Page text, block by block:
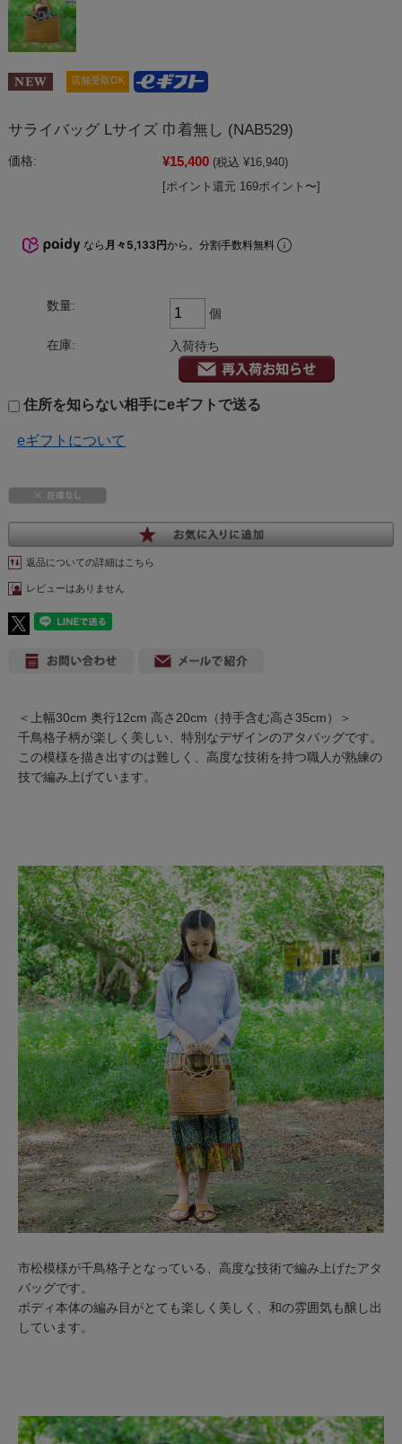
店舗受取OK
サライバッグ Lサイズ 巾着無し (NAB529)
価格: ¥15,400 (税込 ¥16,940)
[ポイント還元 169ポイント〜]
なら 月々5,133円から。分割手数料無料
数量:
個
在庫: 入荷待ち
住所を知らない相手にeギフトで送る
eギフトについて
返品についての詳細はこちら
レビューはありません
＜上幅30cm 奥行12cm 高さ20cm（持手含む高さ35cm）＞
千鳥格子柄が楽しく美しい、特別なデザインのアタバッグです。
この模様を描き出すのは難しく、高度な技術を持つ職人が熟練の
技で編み上げています。
市松模様が千鳥格子となっている、高度な技術で編み上げたアタ
バッグです。
ボディ本体の編み目がとても楽しく美しく、和の雰囲気も醸し出
しています。